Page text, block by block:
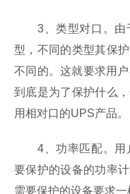
3、类型对口。由
型，不同的类型其保
不同的。这就要求用
到底是为了保护什么
用相对口的UPS产品。
4、功率匹配。用
要保护的设备的功率
需要保护的设备要求一